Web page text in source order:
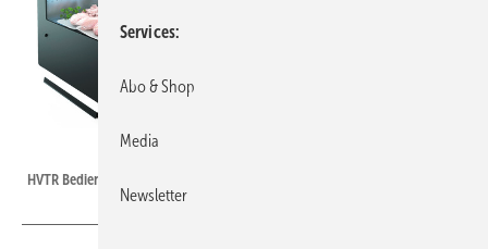
HVTR Bedienthekenserie
Services
Abo & Shop
Media
Newsletter